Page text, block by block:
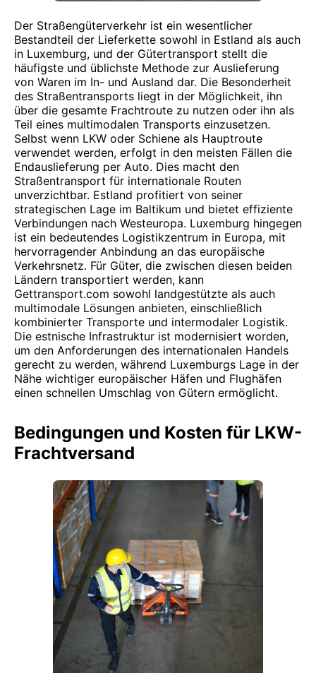
Der Straßengüterverkehr ist ein wesentlicher
Bestandteil der Lieferkette sowohl in Estland als auch
in Luxemburg, und der Gütertransport stellt die
häufigste und üblichste Methode zur Auslieferung
von Waren im In- und Ausland dar. Die Besonderheit
des Straßentransports liegt in der Möglichkeit, ihn
über die gesamte Frachtroute zu nutzen oder ihn als
Teil eines multimodalen Transports einzusetzen.
Selbst wenn LKW oder Schiene als Hauptroute
verwendet werden, erfolgt in den meisten Fällen die
Endauslieferung per Auto. Dies macht den
Straßentransport für internationale Routen
unverzichtbar. Estland profitiert von seiner
strategischen Lage im Baltikum und bietet effiziente
Verbindungen nach Westeuropa. Luxemburg hingegen
ist ein bedeutendes Logistikzentrum in Europa, mit
hervorragender Anbindung an das europäische
Verkehrsnetz. Für Güter, die zwischen diesen beiden
Ländern transportiert werden, kann
Gettransport.com sowohl landgestützte als auch
multimodale Lösungen anbieten, einschließlich
kombinierter Transporte und intermodaler Logistik.
Die estnische Infrastruktur ist modernisiert worden,
um den Anforderungen des internationalen Handels
gerecht zu werden, während Luxemburgs Lage in der
Nähe wichtiger europäischer Häfen und Flughäfen
einen schnellen Umschlag von Gütern ermöglicht.
Bedingungen und Kosten für LKW-
Frachtversand